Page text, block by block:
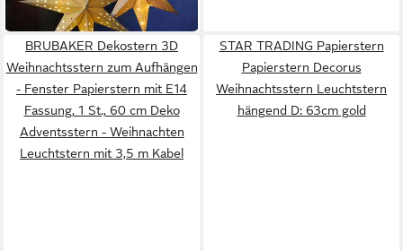
in 2-3 Werktagen bei dir
BRUBAKER Dekostern 3D
Weihnachtsstern zum Aufhängen
- Fenster Papierstern mit E14
Fassung, 1 St., 60 cm Deko
Adventsstern - Weihnachten
Leuchtstern mit 3,5 m Kabel
STAR TRADING Papierstern
Papierstern Decorus
Weihnachtsstern Leuchtstern
hängend D: 63cm gold